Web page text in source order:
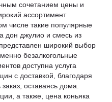
сочетанием цены и
ассортимент
числе такие популярные
дон джулио и смесь из
широкий выбор
безалкогольные
доступна услуга
с доставкой, благодаря
оставаясь дома.
а также, цена коньяка